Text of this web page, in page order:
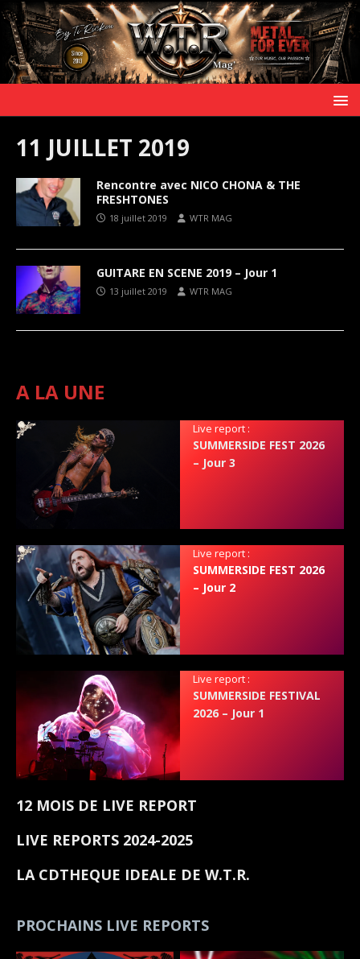
11 JUILLET 2019
Rencontre avec NICO CHONA & THE
FRESHTONES
18 juillet 2019 WTR MAG
GUITARE EN SCENE 2019 – Jour 1
13 juillet 2019 WTR MAG
A LA UNE
Live report :
SUMMERSIDE FEST 2026
– Jour 3
Live report :
SUMMERSIDE FEST 2026
– Jour 2
Live report :
SUMMERSIDE FESTIVAL
2026 – Jour 1
12 MOIS DE LIVE REPORT
LIVE REPORTS 2024-2025
LA CDTHEQUE IDEALE DE W.T.R.
PROCHAINS LIVE REPORTS